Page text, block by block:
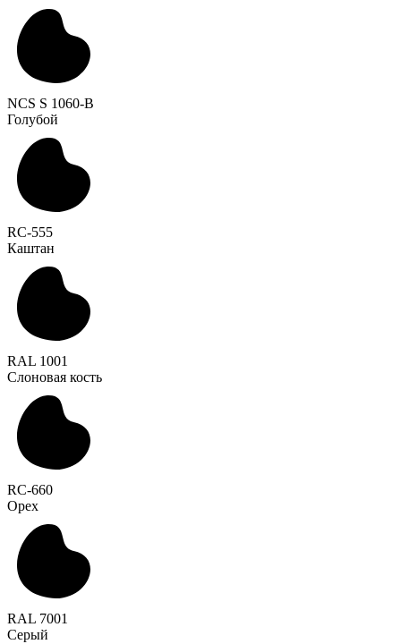
NCS S 1060-B
Голубой
RC-555
Каштан
RAL 1001
Слоновая кость
RC-660
Орех
RAL 7001
Серый